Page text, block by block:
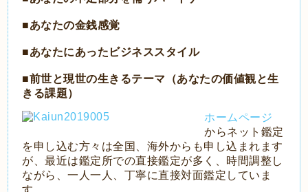
■あなたの金銭感覚
■あなたにあったビジネススタイル
■前世と現世の生きるテーマ（あなたの価値観と生
きる課題）
ホームページ
からネット鑑定
を申し込む方々は全国、海外からも申し込まれます
が、最近は鑑定所での直接鑑定が多く、時間調整し
ながら、一人一人、丁寧に直接対面鑑定していま
す。